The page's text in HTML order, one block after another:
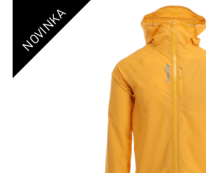
NOVINKA